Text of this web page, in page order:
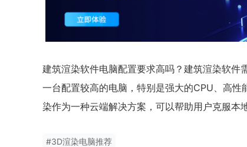
建筑渲染软件电脑配置要求高吗？建筑渲染软
一台配置较高的电脑，特别是强大的CPU、高
染作为一种云端解决方案，可以帮助用户克服本
#3D渲染电脑推荐